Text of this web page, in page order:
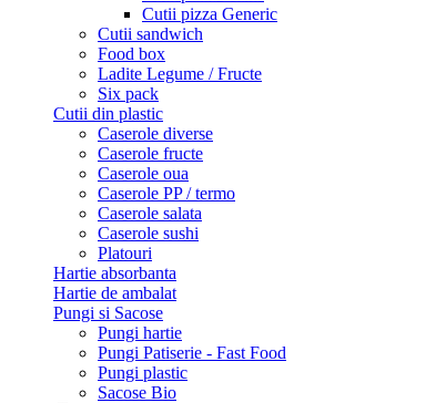
Cutii pizza Generic
Cutii sandwich
Food box
Ladite Legume / Fructe
Six pack
Cutii din plastic
Caserole diverse
Caserole fructe
Caserole oua
Caserole PP / termo
Caserole salata
Caserole sushi
Platouri
Hartie absorbanta
Hartie de ambalat
Pungi si Sacose
Pungi hartie
Pungi Patiserie - Fast Food
Pungi plastic
Sacose Bio